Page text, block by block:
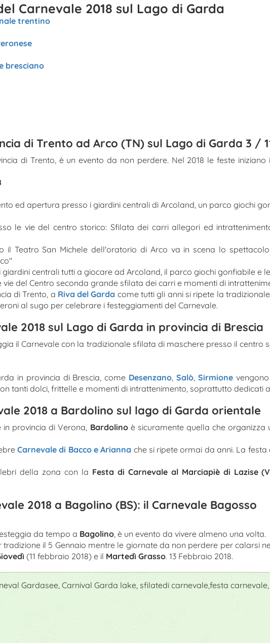
Carnevale 2018 sul Lago di Garda
trentino
bresciano
di Trento ad Arco (TN) sul Lago di Garda 3 /
di Trento, è un evento da non perdere. Nel 2018 le feste iniziano
ed apertura presso i giardini centrali di Arcoland, un parco giochi
le vie del centro storico: Sfilata dei carri allegori ed
il Teatro San Michele dell'oratorio di Arco va in scena lo
giardini centrali tutti a giocare ad Arcoland, il parco giochi gonfiabile e
vie del Centro seconda grande sfilata dei carri e momenti di
di Trento, a Riva del Garda come tutti gli anni si ripete la tradizionale
al sugo per celebrare i festeggiamenti del Carnevale.
2018 sul Lago di Garda in provincia di Brescia
il Carnevale con la tradizionale sfilata di maschere presso il centro
in provincia di Brescia, come Desenzano,Salò,Sirmione
tanti dolci, frittelle e momenti di intrattenimento, soprattutto dedicati
2018 a Bardolino sul lago di Garda orientale
provincia di Verona, Bardolinoè sicuramente quella che organizza
Carnevale di Bacco e Arianna che si ripete ormai da anni. La
della zona con la Festa di Carnevale al Marciapiè di Lazise
2018 a Bagolino (BS): il Carnevale Bagosso
da tempo a Bagolino , è un evento da vivere almeno una volta.
il 5 Gennaio mentre le giornate da non perdere per calarsi
(11 febbraio 2018) e il Martedì Grasso. 13 Febbraio 2018.
Gardasee, Carnival Garda lake, sfilatedi carnevale,festa